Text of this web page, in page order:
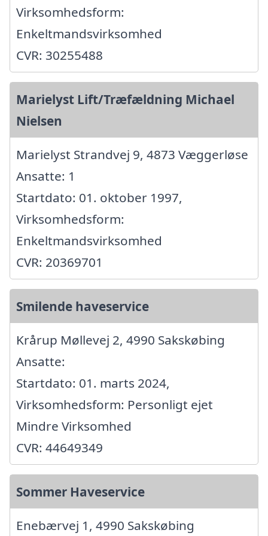
Virksomhedsform:
Enkeltmandsvirksomhed
CVR: 30255488
Marielyst Lift/Træfældning Michael
Nielsen
Marielyst Strandvej 9, 4873 Væggerløse
Ansatte: 1
Startdato: 01. oktober 1997,
Virksomhedsform:
Enkeltmandsvirksomhed
CVR: 20369701
Smilende haveservice
Krårup Møllevej 2, 4990 Sakskøbing
Ansatte:
Startdato: 01. marts 2024,
Virksomhedsform: Personligt ejet
Mindre Virksomhed
CVR: 44649349
Sommer Haveservice
Enebærvej 1, 4990 Sakskøbing